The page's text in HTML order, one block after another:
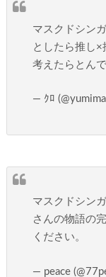
マスクドシン
としたら推し
考えたらとん
— ｸﾛ
マスクドシン
さんの物語の
ください。
— peace